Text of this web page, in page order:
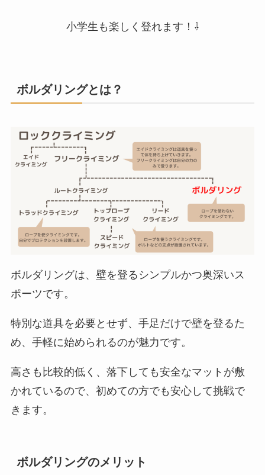
小学生も楽しく登れます！⇩
ボルダリングとは？
ボルダリングは、壁を登るシンプルかつ奥深いス
ポーツです。
特別な道具を必要とせず、手足だけで壁を登るた
め、手軽に始められるのが魅力です。
高さも比較的低く、落下しても安全なマットが敷
かれているので、初めての方でも安心して挑戦で
きます。
ボルダリングのメリット